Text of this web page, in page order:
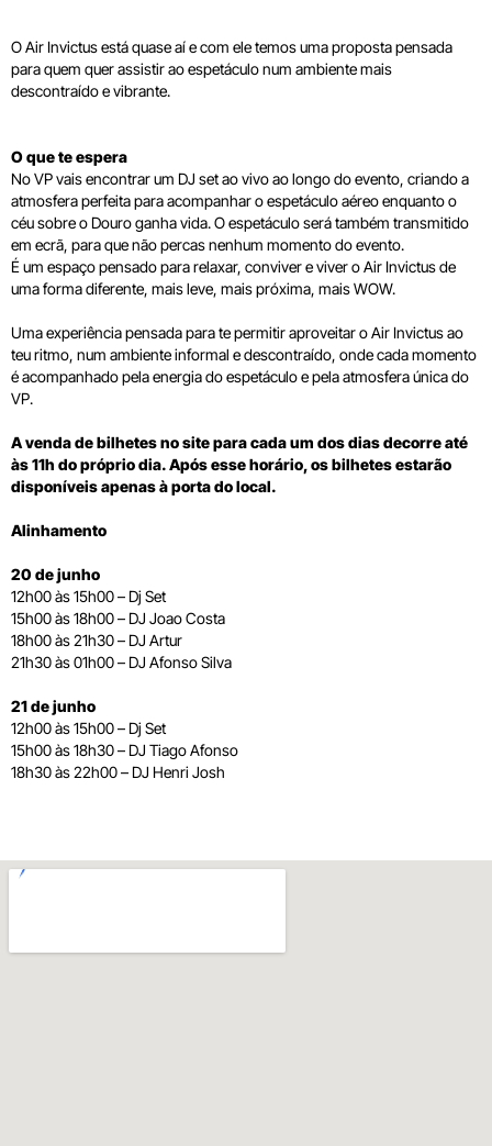
O Air Invictus está quase aí e com ele temos uma proposta pensada
para quem quer assistir ao espetáculo num ambiente mais
descontraído e vibrante.
O que te espera
No VP vais encontrar um DJ set ao vivo ao longo do evento, criando a
atmosfera perfeita para acompanhar o espetáculo aéreo enquanto o
céu sobre o Douro ganha vida. O espetáculo será também transmitido
em ecrã, para que não percas nenhum momento do evento.
É um espaço pensado para relaxar, conviver e viver o Air Invictus de
uma forma diferente, mais leve, mais próxima, mais WOW.
Uma experiência pensada para te permitir aproveitar o Air Invictus ao
teu ritmo, num ambiente informal e descontraído, onde cada momento
é acompanhado pela energia do espetáculo e pela atmosfera única do
VP.
A venda de bilhetes no site para cada um dos dias decorre até
às 11h do próprio dia. Após esse horário, os bilhetes estarão
disponíveis apenas à porta do local.
Alinhamento
20 de junho
12h00 às 15h00 – Dj Set
15h00 às 18h00 – DJ Joao Costa
18h00 às 21h30 – DJ Artur
21h30 às 01h00 – DJ Afonso Silva
21 de junho
12h00 às 15h00 – Dj Set
15h00 às 18h30 – DJ Tiago Afonso
18h30 às 22h00 – DJ Henri Josh